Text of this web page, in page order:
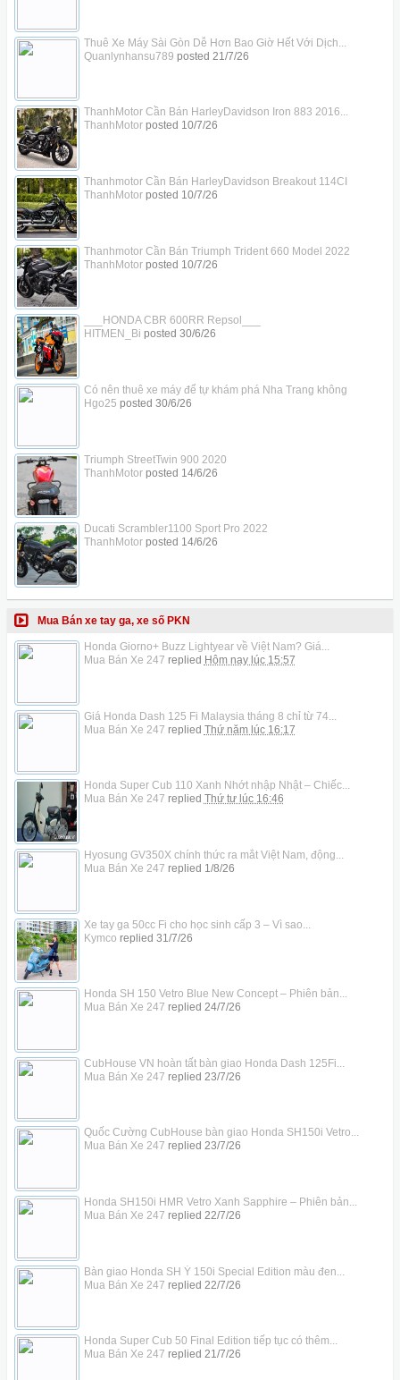
Thuê Xe Máy Sài Gòn Dễ Hơn Bao Giờ Hết Với Dịch...
Quanlynhansu789 posted 21/7/26
ThanhMotor Cần Bán HarleyDavidson Iron 883 2016...
ThanhMotorposted 10/7/26
Thanhmotor Cần Bán HarleyDavidson Breakout 114CI
ThanhMotorposted 10/7/26
Thanhmotor Cần Bán Triumph Trident 660 Model 2022
ThanhMotorposted 10/7/26
___HONDA CBR 600RR Repsol___
HITMEN_Bi posted 30/6/26
Có nên thuê xe máy để tự khám phá Nha Trang không
Hgo25 posted 30/6/26
Triumph StreetTwin 900 2020
ThanhMotorposted 14/6/26
Ducati Scrambler1100 Sport Pro 2022
ThanhMotorposted 14/6/26
Mua Bán xe tay ga, xe số PKN
Honda Giorno+ Buzz Lightyear về Việt Nam? Giá...
Mua Bán Xe 247 replied Hôm nay lúc 15:57
Giá Honda Dash 125 Fi Malaysia tháng 8 chỉ từ 74...
Mua Bán Xe 247 replied Thứ năm lúc 16:17
Honda Super Cub 110 Xanh Nhớt nhập Nhật – Chiếc...
Mua Bán Xe 247 replied Thứ tư lúc 16:46
Hyosung GV350X chính thức ra mắt Việt Nam, động...
Mua Bán Xe 247 replied 1/8/26
Xe tay ga 50cc Fi cho học sinh cấp 3 – Vì sao...
Kymco replied 31/7/26
Honda SH 150 Vetro Blue New Concept – Phiên bản...
Mua Bán Xe 247 replied 24/7/26
CubHouse VN hoàn tất bàn giao Honda Dash 125Fi...
Mua Bán Xe 247 replied 23/7/26
Quốc Cường CubHouse bàn giao Honda SH150i Vetro...
Mua Bán Xe 247 replied 23/7/26
Honda SH150i HMR Vetro Xanh Sapphire – Phiên bản...
Mua Bán Xe 247 replied 22/7/26
Bàn giao Honda SH Ý 150i Special Edition màu đen...
Mua Bán Xe 247 replied 22/7/26
Honda Super Cub 50 Final Edition tiếp tục có thêm...
Mua Bán Xe 247 replied 21/7/26